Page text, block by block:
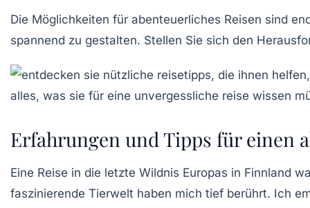
Die Möglichkeiten für abenteuerliches Reisen sind
spannend zu gestalten. Stellen Sie sich den
Erfahrungen und Tipps für einen
Eine Reise in die letzte Wildnis Europas in Finnland
faszinierende Tierwelt haben mich tief berührt. Ich